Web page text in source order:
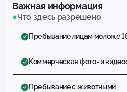
Важная информация
Что здесь разрешено
Пребывание лицам моложе
Коммерческая фото- и
Пребывание с животными